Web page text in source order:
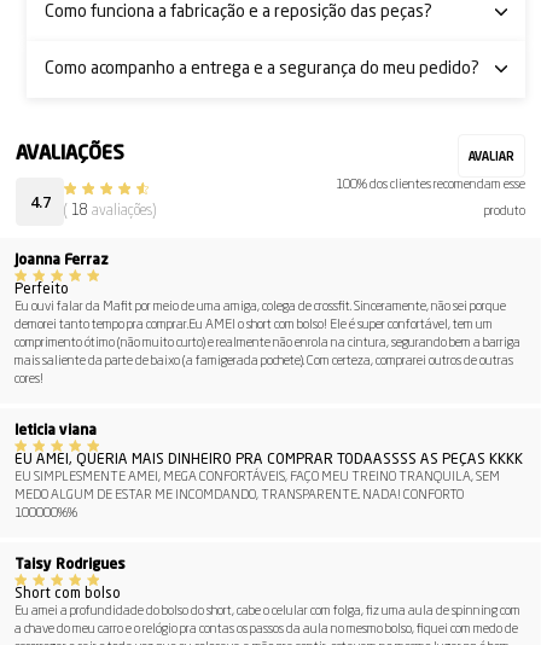
Como funciona a fabricação e a reposição das peças?
Como acompanho a entrega e a segurança do meu pedido?
4.7 ( 18 avaliações)
100% dos clientes recomendam esse
produto
Joanna Ferraz
Perfeito
Eu ouvi falar da Mafit por meio de uma amiga, colega de crossfit. Sinceramente, não sei porque
demorei tanto tempo pra comprar.Eu AMEI o short com bolso! Ele é super confortável, tem um
comprimento ótimo (não muito curto) e realmente não enrola na cintura, segurando bem a barriga
mais saliente da parte de baixo (a famigerada pochete). Com certeza, comprarei outros de outras
cores!
leticia viana
EU AMEI, QUERIA MAIS DINHEIRO PRA COMPRAR TODAASSSS AS PEÇAS KKKK
EU SIMPLESMENTE AMEI, MEGA CONFORTÁVEIS, FAÇO MEU TREINO TRANQUILA, SEM
MEDO ALGUM DE ESTAR ME INCOMDANDO, TRANSPARENTE.. NADA! CONFORTO
100000%%
Taisy Rodrigues
Short com bolso
Eu amei a profundidade do bolso do short, cabe o celular com folga, fiz uma aula de spinning com
a chave do meu carro e o relógio pra contas os passos da aula no mesmo bolso, fiquei com medo de